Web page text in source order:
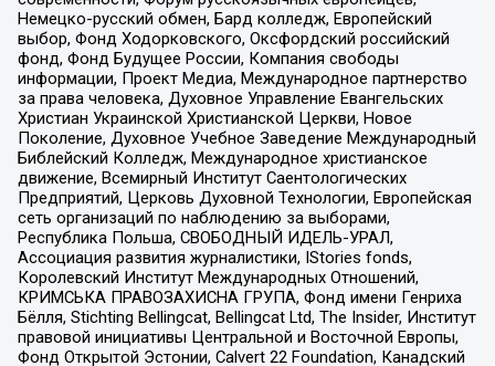
Немецко-русский обмен, Бард колледж, Европейский
выбор, Фонд Ходорковского, Оксфордский российский
фонд, Фонд Будущее России, Компания свободы
информации, Проект Медиа, Международное партнерство
за права человека, Духовное Управление Евангельских
Христиан Украинской Христианской Церкви, Новое
Поколение, Духовное Учебное Заведение Международный
Библейский Колледж, Международное христианское
движение, Всемирный Институт Саентологических
Предприятий, Церковь Духовной Технологии, Европейская
сеть организаций по наблюдению за выборами,
Республика Польша, СВОБОДНЫЙ ИДЕЛЬ-УРАЛ,
Ассоциация развития журналистики, IStories fonds,
Королевский Институт Международных Отношений,
КРИМСЬКА ПРАВОЗАХИСНА ГРУПА, Фонд имени Генриха
Бёлля, Stichting Bellingcat, Bellingcat Ltd, The Insider, Институт
правовой инициативы Центральной и Восточной Европы,
Фонд Открытой Эстонии, Calvert 22 Foundation, Канадский